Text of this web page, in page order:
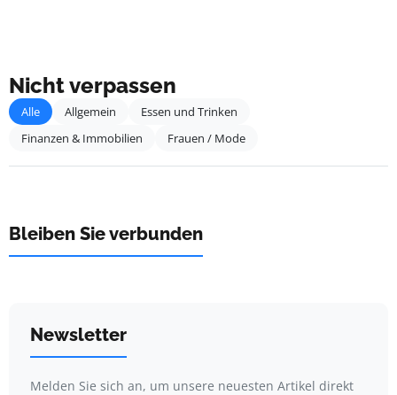
Nicht verpassen
Alle Allgemein
Essen und Trinken
Finanzen & Immobilien
Frauen / Mode
Bleiben Sie verbunden
Newsletter
Melden Sie sich an, um unsere neuesten Artikel direkt